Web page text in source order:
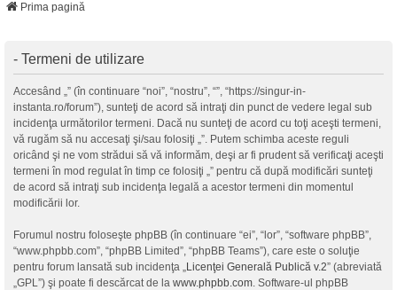
Prima pagină
- Termeni de utilizare
Accesând „” (în continuare “noi”, “nostru”, “”, “https://singur-in-
instanta.ro/forum”), sunteţi de acord să intraţi din punct de vedere legal sub
incidenţa următorilor termeni. Dacă nu sunteţi de acord cu toţi aceşti termeni,
vă rugăm să nu accesaţi şi/sau folosiţi „”. Putem schimba aceste reguli
oricând şi ne vom strădui să vă informăm, deşi ar fi prudent să verificaţi aceşti
termeni în mod regulat în timp ce folosiţi „” pentru că după modificări sunteţi
de acord să intraţi sub incidenţa legală a acestor termeni din momentul
modificării lor.
Forumul nostru foloseşte phpBB (în continuare “ei”, “lor”, “software phpBB”,
“www.phpbb.com”, “phpBB Limited”, “phpBB Teams”), care este o soluţie
pentru forum lansată sub incidenţa „Licenţei Generală Publică v.2” (abreviată
„GPL”) şi poate fi descărcat de la www.phpbb.com. Software-ul phpBB